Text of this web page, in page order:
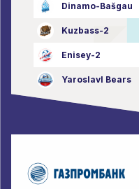
Dinamo-Bašgau
Kuzbass-2
Enisey-2
Yaroslavl Bears